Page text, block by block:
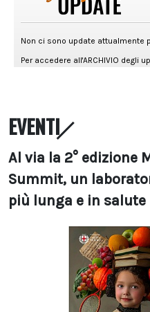
EVENTI
Al via la 2° edizione
Summit, un
più lunga e in salute